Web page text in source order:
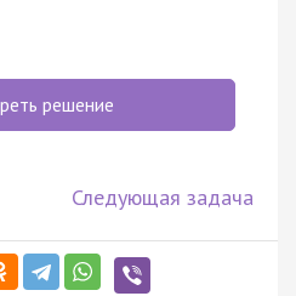
решение
Следующая задача